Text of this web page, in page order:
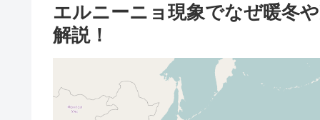
エルニーニョ現象でなぜ暖冬
解説！